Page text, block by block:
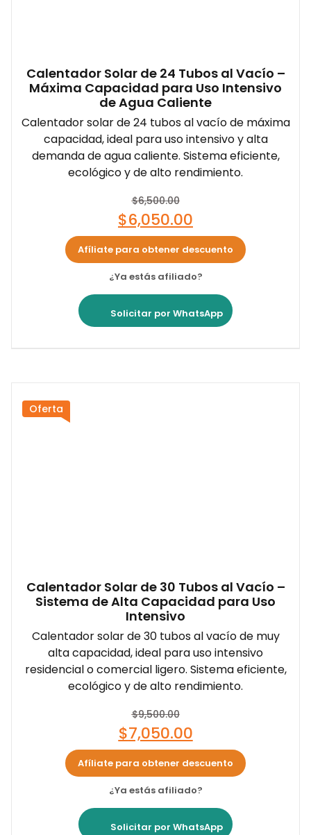
Calentador Solar de 24 Tubos al Vacío –
Máxima Capacidad para Uso Intensivo
de Agua Caliente
Calentador solar de 24 tubos al vacío de máxima
capacidad, ideal para uso intensivo y alta
demanda de agua caliente. Sistema eficiente,
ecológico y de alto rendimiento.
$6,500.00
$6,050.00
Afíliate para obtener descuento
¿Ya estás afiliado?
Solicitar por WhatsApp
Oferta
Calentador Solar de 30 Tubos al Vacío –
Sistema de Alta Capacidad para Uso
Intensivo
Calentador solar de 30 tubos al vacío de muy
alta capacidad, ideal para uso intensivo
residencial o comercial ligero. Sistema eficiente,
ecológico y de alto rendimiento.
$9,500.00
$7,050.00
Afíliate para obtener descuento
¿Ya estás afiliado?
Solicitar por WhatsApp